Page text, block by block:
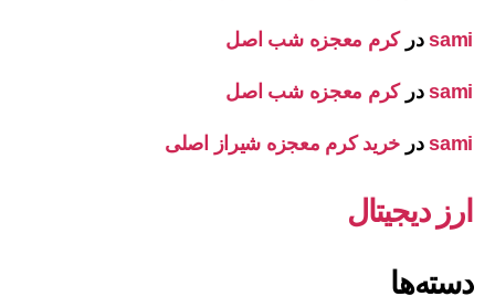
samiدرکرم معجزه شب اصل
samiدرکرم معجزه شب اصل
samiدر خرید کرم معجزه شیراز اصلی
ارز دیجیتال
دسته‌ها